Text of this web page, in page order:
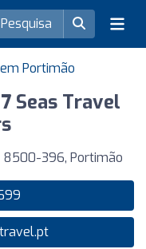
Portimão
Seas Travel
8500-396, Portimão